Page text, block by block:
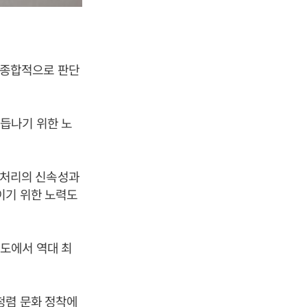
합적으로 판단
나기 위한 노
리의 신속성과
기 위한 노력도
에서 역대 최
렴 문화 정착에